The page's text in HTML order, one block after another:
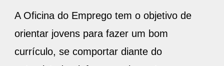
orientar jovens para fazer um bom
currículo, se comportar diante do
entrevistador, informar sobre a troca ou